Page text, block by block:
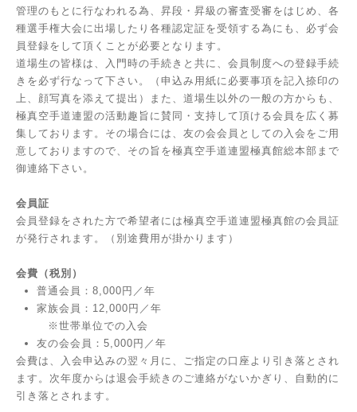
管理のもとに行なわれる為、昇段・昇級の審査受審をはじめ、各
種選手権大会に出場したり各種認定証を受領する為にも、必ず会
員登録をして頂くことが必要となります。
道場生の皆様は、入門時の手続きと共に、会員制度への登録手続
きを必ず行なって下さい。（申込み用紙に必要事項を記入捺印の
上、顔写真を添えて提出）また、道場生以外の一般の方からも、
極真空手道連盟の活動趣旨に賛同・支持して頂ける会員を広く募
集しております。その場合には、友の会会員としての入会をご用
意しておりますので、その旨を極真空手道連盟極真館総本部まで
御連絡下さい。
会員証
会員登録をされた方で希望者には極真空手道連盟極真館の会員証
が発行されます。（別途費用が掛かります）
会費（税別）
普通会員：8,000円／年
家族会員：12,000円／年
※世帯単位での入会
友の会会員：5,000円／年
会費は、入会申込みの翌々月に、ご指定の口座より引き落とされ
ます。次年度からは退会手続きのご連絡がないかぎり、自動的に
引き落とされます。